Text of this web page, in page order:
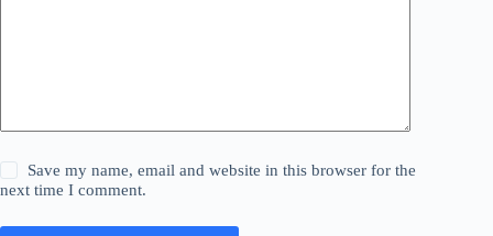
Save my name, email and website in this browser for the
next time I comment.